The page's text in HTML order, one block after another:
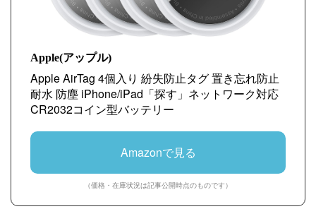
Apple(アップル)
Apple AirTag 4個入り 紛失防止タグ 置き忘れ防止
耐水 防塵 iPhone/iPad「探す」ネットワーク対応
CR2032コイン型バッテリー
Amazonで見る
（価格・在庫状況は記事公開時点のものです）